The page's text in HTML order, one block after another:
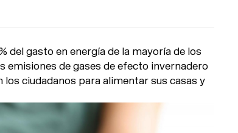
del gasto en energía de la mayoría de los
emisiones de gases de efecto invernadero
los ciudadanos para alimentar sus casas y